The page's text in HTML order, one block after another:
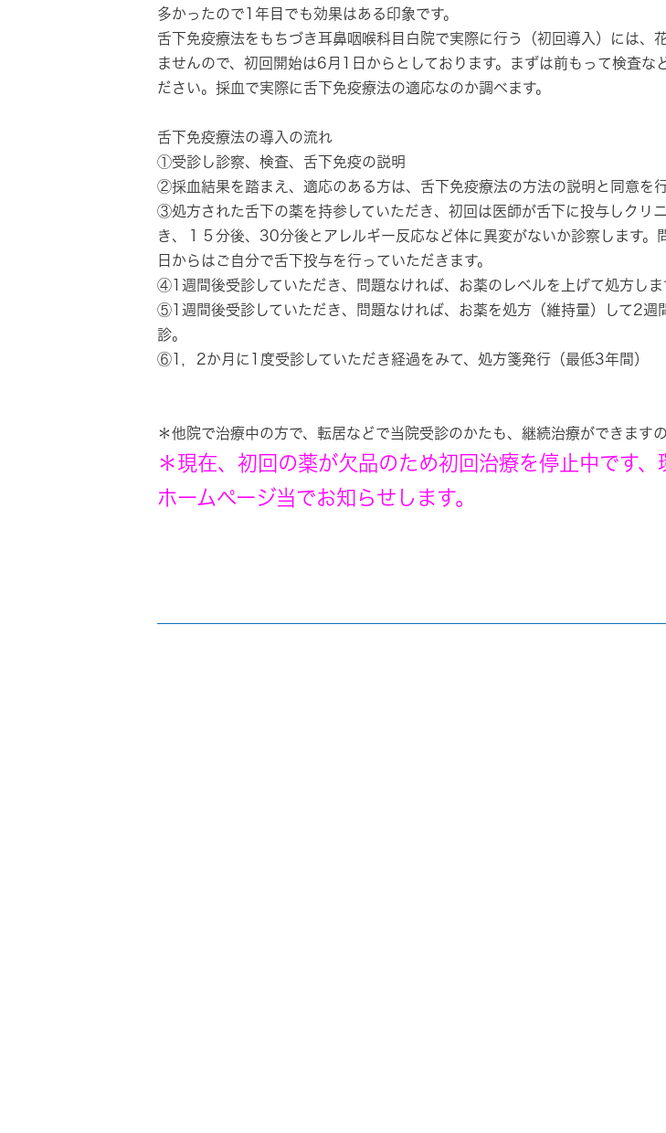
多かったので1年目でも効果はある印象です。
舌下免疫療法をもちづき耳鼻咽喉科目白院で実際に行う（初回導入）には、
ませんので、初回開始は6月1日からとしております。まずは前もって検査な
ださい。採血で実際に舌下免疫療法の適応なのか調べます。
舌下免疫療法の導入の流れ
①受診し診察、検査、舌下免疫の説明
②採血結果を踏まえ、適応のある方は、舌下免疫療法の方法の説明と同意を
③処方された舌下の薬を持参していただき、初回は医師が舌下に投与しクリ
き、１５分後、30分後とアレルギー反応など体に異変がないか診察します。
日からはご自分で舌下投与を行っていただきます。
④1週間後受診していただき、問題なければ、お薬のレベルを上げて処方しま
⑤1週間後受診していただき、問題なければ、お薬を処方（維持量）して2週
診。
⑥1，2か月に1度受診していただき経過をみて、処方箋発行（最低3年間）
＊他院で治療中の方で、転居などで当院受診のかたも、継続治療ができます
＊現在、初回の薬が欠品のため初回治療を停止中です、
ホームページ当でお知らせします。